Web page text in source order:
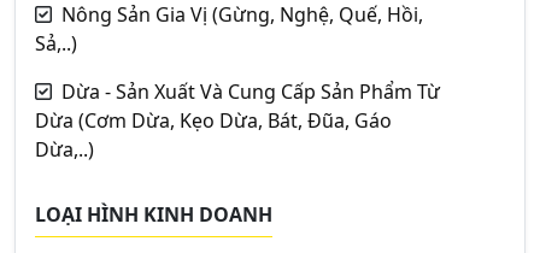
Nông Sản Gia Vị (Gừng, Nghệ, Quế, Hồi,
Sả,..)
Dừa - Sản Xuất Và Cung Cấp Sản Phẩm Từ
Dừa (Cơm Dừa, Kẹo Dừa, Bát, Đũa, Gáo
Dừa,..)
LOẠI HÌNH KINH DOANH